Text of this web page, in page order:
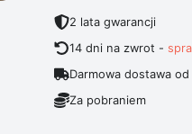
2 lata gwarancji
14 dni na zwrot -
Darmowa dostawa od
Za pobraniem